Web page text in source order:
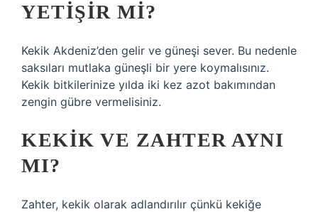
YETIŞIR MI?
Kekik Akdeniz’den gelir ve güneşi sever. Bu nedenle
saksıları mutlaka güneşli bir yere koymalısınız.
Kekik bitkilerinize yılda iki kez azot bakımından
zengin gübre vermelisiniz.
KEKIK VE ZAHTER AYNI
MI?
Zahter, kekik olarak adlandırılır çünkü kekiğe